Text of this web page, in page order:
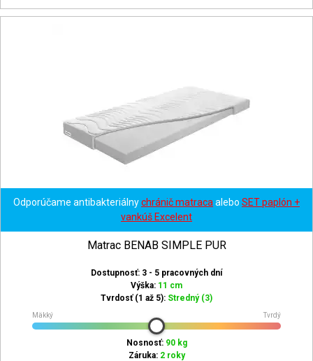
Odporúčame antibakteriálnychránič matraca alebo SET paplón +
vankúš Excelent
Matrac BENAB SIMPLE PUR
Dostupnosť: 3 - 5 pracovných dní
Výška: 11 cm
Tvrdosť (1 až 5): Stredný (3)
Mäkký Tvrdý
Nosnosť: 90 kg
Záruka: 2 roky